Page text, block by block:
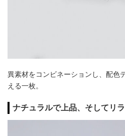
異素材をコンビネーションし、配色
える一枚。
ナチュラルで上品、そしてリ